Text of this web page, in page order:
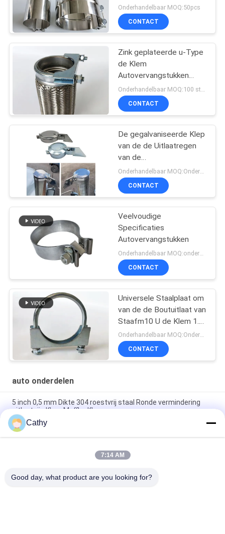
van Duimlap joint clamp
auto pipe
Onderhandelbaar MOQ:50pcs
CONTACT
Zink geplateerde u-Type
de Klem
Autovervangstukken
2.5inch van de
Boutuitlaat
Onderhandelbaar MOQ:100 stuks of onderhandeling
CONTACT
De gegalvaniseerde Klep
van de de Uitlaatregen
van de
PlaatGrasmaaimachine
1.0INCH - 8.0INCH
CONTACT
Veelvoudige
Specificaties
Autovervangstukken
CONTACT
Universele Staalplaat om
van de de Boutuitlaat van
Staafm10 U de Klem 1.5-
6inch
Onderhandelbaar MOQ:Onderhandeling
CONTACT
auto onderdelen
5 inch 0,5 mm Dikte 304 roestvrij staal Ronde vermindering
uitlaatpijp Klem Muffler Klem
Gegalvaniseerde stalen lichtgewicht elektromomentor U-type
M8 M10 Boltclamps Auto-onderdelen
gegalvaniseerd staal Auto Spare Parts 2.5" U Bolt Type Clamp
Cathy
7:14 AM
Good day, what product are you looking for?